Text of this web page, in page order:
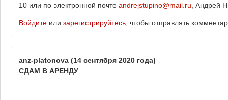
10 или по электронной почте andrejstupino@mail.ru , Андрей
Войдите или зарегистрируйтесь , чтобы отправлять
anz-platonova (14 сентября 2020 года)
СДАМ В АРЕНДУ